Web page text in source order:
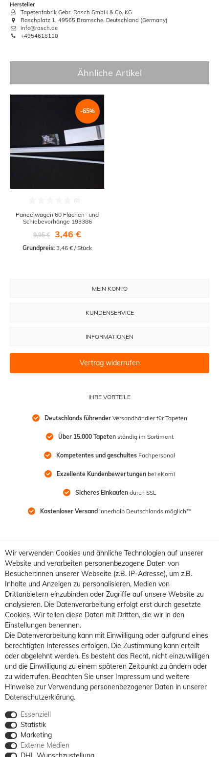
Hersteller
Tapetenfabrik Gebr. Rasch GmbH & Co. KG
Raschplatz 1, 49565 Bramsche, Deutschland (Germany)
info@rasch.de
+4954618110
Ähnliche Artikel
-65%
Paneelwagen 60 Flächen- und
Schiebevorhänge 193386
9,95 €
3,46 €
Grundpreis: 3,46 € / Stück
IHRE VORTEILE
Deutschlands führender Versandhändler für Tapeten
Über 15.000 Tapeten ständig im Sortiment
Kompetentes und geschultes Fachpersonal
Exzellente Kundenbewertungen bei eKomi
Sicheres Einkaufen durch SSL
Kostenloser Versand innerhalb Deutschlands möglich**
MEIN KONTO
KUNDENSERVICE
INFORMATIONEN
Vertrag widerrufen
Wir verwenden Cookies und ähnliche Technologien auf unserer
Website und verarbeiten personenbezogene Daten von
Besucher:innen unserer Webseite (z.B. IP-Adresse), um z.B.
Inhalte und Anzeigen zu personalisieren, Medien von
Drittanbietern einzubinden oder Zugriffe auf unsere Website zu
analysieren. Die Datenverarbeitung erfolgt erst durch gesetzte
Cookies. Wir teilen diese Daten mit Dritten, die wir in den
Einstellungen benennen.
Die Datenverarbeitung kann mit Einwilligung oder aufgrund eines
berechtigten Interesses erfolgen. Die Zustimmung kann erteilt
oder abgelehnt werden. Es besteht das Recht, nicht einzuwilligen
und die Einwilligung zu einem späteren Zeitpunkt zu ändern oder
zu widerrufen. Beachten Sie unser Impressum und weitere
Hinweise zur Verwendung personenbezogener Daten in unserer
Daten­schutz­erklärung.
Essenziell
Statistik
Marketing
Externe Medien